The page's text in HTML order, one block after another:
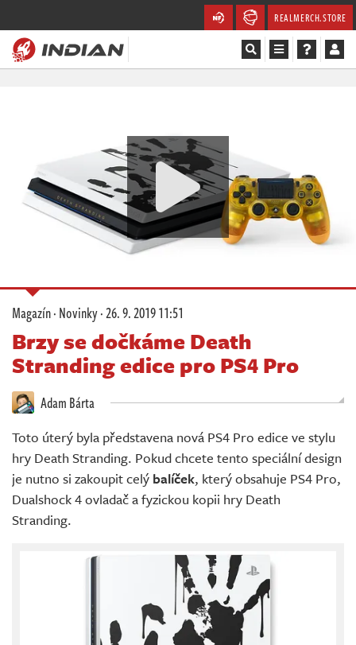
REALMERCH.STORE
Soutěže
Komunita
Redakce
Živě
Magazín·Novinky·26. 9. 2019 11:51
Brzy se dočkáme Death
Stranding edice pro PS4 Pro
Adam Bárta
Toto úterý byla představena nová PS4 Pro edice ve stylu
hry Death Stranding. Pokud chcete tento speciální design
je nutno si zakoupit celý balíček, který obsahuje PS4 Pro,
Dualshock 4 ovladač a fyzickou kopii hry Death
Stranding.